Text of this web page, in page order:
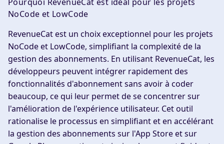
NoCode et LowCode
RevenueCat est un choix exceptionnel pour les projets
NoCode et LowCode, simplifiant la complexité de la
gestion des abonnements. En utilisant RevenueCat, les
développeurs peuvent intégrer rapidement des
fonctionnalités d'abonnement sans avoir à coder
beaucoup, ce qui leur permet de se concentrer sur
l'amélioration de l'expérience utilisateur. Cet outil
rationalise le processus en simplifiant et en accélérant
la gestion des abonnements sur l'App Store et sur